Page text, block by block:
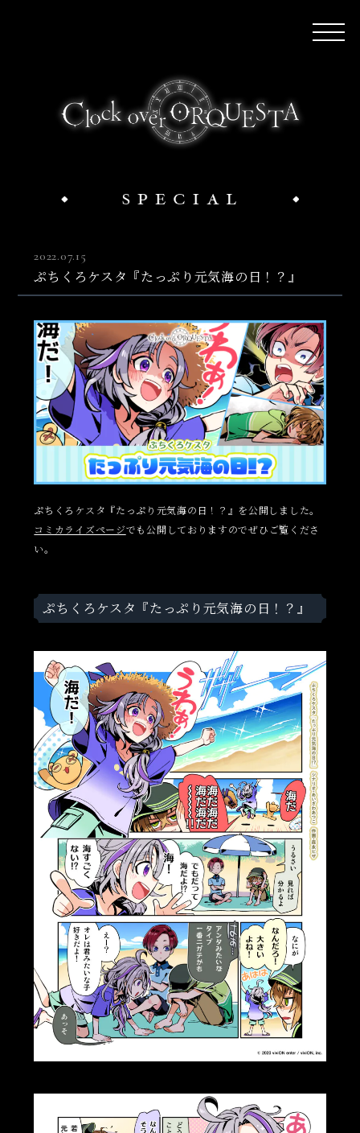
2022.07.15
ぷちくろケスタ『たっぷり元気海の日！？』
ぷちくろケスタ『たっぷり元気海の日！？』を公開しました。
コミカライズページでも公開しておりますのでぜひご覧くださ
い。
ぷちくろケスタ『たっぷり元気海の日！？』